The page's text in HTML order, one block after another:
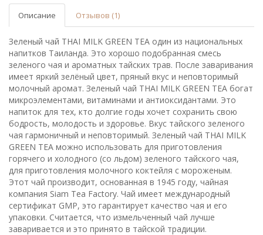
Описание Отзывов (1)
Зеленый чай THAI MILK GREEN TEA один из национальных
напитков Таиланда. Это хорошо подобранная смесь
зеленого чая и ароматных тайских трав. После заваривания
имеет яркий зелёный цвет, пряный вкус и неповторимый
молочный аромат. Зеленый чай THAI MILK GREEN TEA богат
микроэлементами, витаминами и антиоксидантами. Это
напиток для тех, кто долгие годы хочет сохранить свою
бодрость, молодость и здоровье. Вкус тайского зеленого
чая гармоничный и неповторимый. Зеленый чай THAI MILK
GREEN TEA можно использовать для приготовления
горячего и холодного (со льдом) зеленого тайского чая,
для приготовления молочного коктейля с мороженым.
Этот чай производит, основанная в 1945 году, чайная
компания Siam Tea Factory. Чай имеет международный
сертификат GMP, это гарантирует качество чая и его
упаковки. Считается, что измельченный чай лучше
заваривается и это принято в тайской традиции.